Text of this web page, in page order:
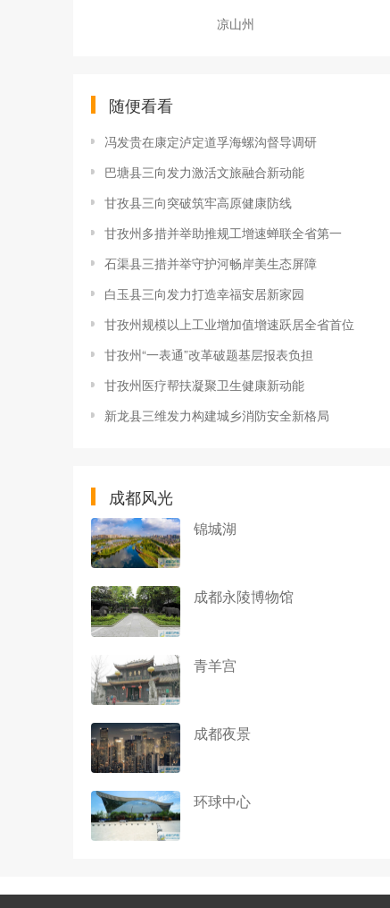
凉山州
随便看看
冯发贵在康定泸定道孚海螺沟督导调研
巴塘县三向发力激活文旅融合新动能
甘孜县三向突破筑牢高原健康防线
甘孜州多措并举助推规工增速蝉联全省第一
石渠县三措并举守护河畅岸美生态屏障
白玉县三向发力打造幸福安居新家园
甘孜州规模以上工业增加值增速跃居全省首位
甘孜州“一表通”改革破题基层报表负担
甘孜州医疗帮扶凝聚卫生健康新动能
新龙县三维发力构建城乡消防安全新格局
成都风光
锦城湖
成都永陵博物馆
青羊宫
成都夜景
环球中心